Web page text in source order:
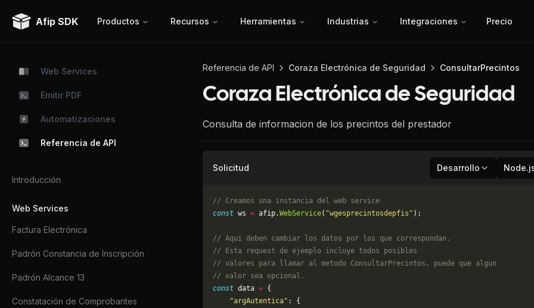
Afip SDK Productos Recursos Herramientas Industrias Integraciones Precio
Web Services
Emitir PDF
Automatizaciones
Referencia de API
Introducción
Web Services
Factura Electrónica
Padrón Constancia de Inscripción
Padrón Alcance 13
Constatación de Comprobantes
Referencia de API Coraza Electrónica de Seguridad ConsultarPrecintos
Coraza Electrónica de Seguridad
Consulta de informacion de los precintos del prestador
Solicitud Desarrollo
// Creamos una instancia del web service
const ws = afip.WebService( "wgesprecintosdepfis" );
// Aqui deben cambiar los datos por los que correspondan.
// Esta request de ejemplo incluye todos posibles
// valores para llamar al metodo ConsultarPrecintos, puede que algun
// valor sea opcional.
const data = {
    "argAutentica"
: {